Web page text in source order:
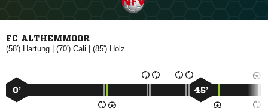
FC ALTHEMMOOR
(58')  | (70')  | (85') 
0’ 45’